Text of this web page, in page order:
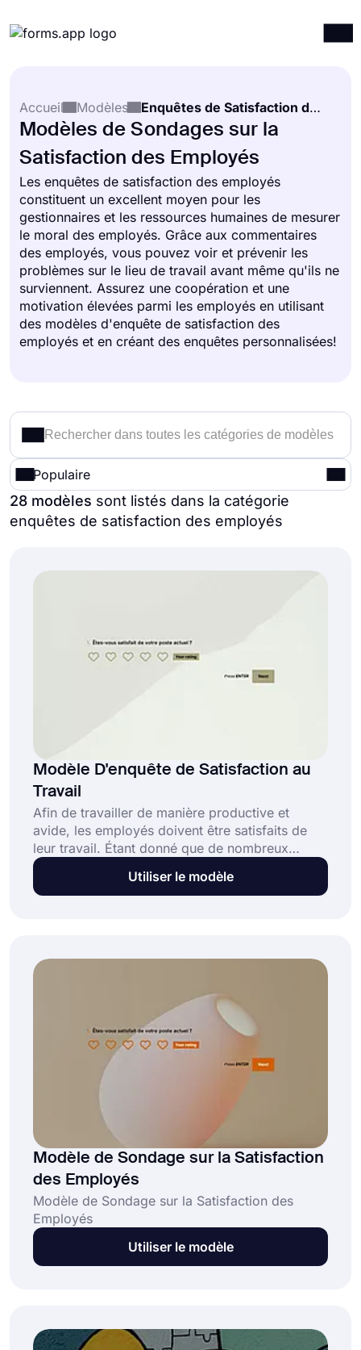
Intégrations
Ressources
Tarification
Accueil
Modèles Enquêtes de Satisfaction des Employés
Modèles de Sondages sur la
Satisfaction des Employés
Les enquêtes de satisfaction des employés
constituent un excellent moyen pour les
gestionnaires et les ressources humaines de mesurer
le moral des employés. Grâce aux commentaires
des employés, vous pouvez voir et prévenir les
problèmes sur le lieu de travail avant même qu'ils ne
surviennent. Assurez une coopération et une
motivation élevées parmi les employés en utilisant
des modèles d'enquête de satisfaction des
employés et en créant des enquêtes personnalisées!
Populaire
28 modèles sont listés dans la catégorie
enquêtes de satisfaction des employés
Modèle D'enquête de Satisfaction au
Travail
Afin de travailler de manière productive et
avide, les employés doivent être satisfaits de
leur travail. Étant donné que de nombreux
facteurs peuvent affecter l'expérience et la
satisfaction des employés, il est de votre devoir
ligne gratuit sur forms.app vous aidera à
démarrer facilement et sans effort!
Utiliser le modèle
Modèle de Sondage sur la Satisfaction
des Employés
Modèle de Sondage sur la Satisfaction des
Employés
Utiliser le modèle